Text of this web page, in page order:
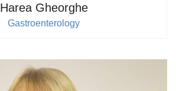
Harea Gheorghe
Gastroenterology